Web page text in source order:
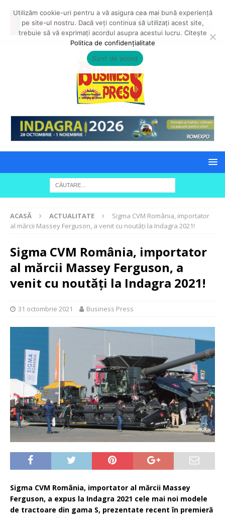
ACASĂ ACTUALITATE
Sigma CVM România, importator
al mărcii Massey Ferguson, a venit cu noutăți la Indagra 2021!
Sigma CVM România, importator
al mărcii Massey Ferguson, a
venit cu noutăți la Indagra 2021!
31 octombrie 2021 Business Press
Sigma CVM România, importator al mărcii Massey
Ferguson, a expus la Indagra 2021 cele mai noi modele
de tractoare din gama S, prezentate recent în premieră
Utilizăm cookie-uri pentru a vă asigura cea mai bună experiență
pe site-ul nostru. Dacă veți continua să utilizați acest site,
trebuie să vă exprimați acordul asupra acestui lucru. Citește
Politica de confidențialitate
Sunt de acord